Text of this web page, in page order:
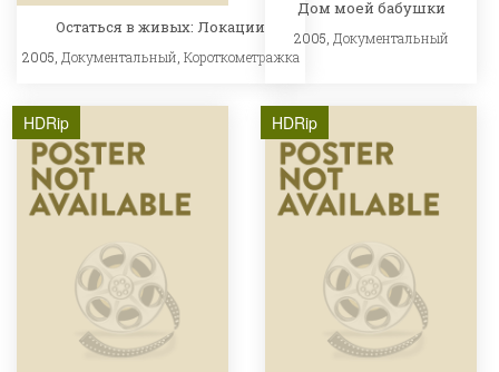
Остаться в живых: Локации
2005, Документальный Короткометражка
Дом моей бабушки
2005, Документальный
HDRip HDRip